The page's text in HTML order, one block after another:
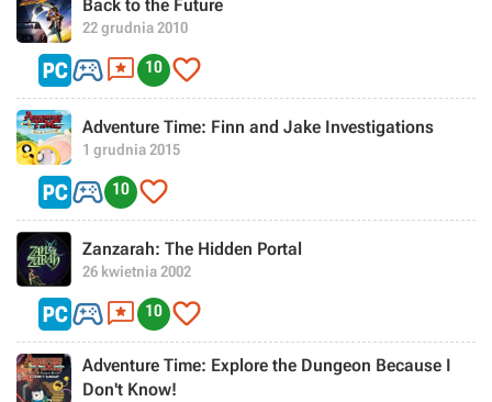
Back to the Future
22 grudnia 2010
 10 
Adventure Time: Finn and Jake Investigations
1 grudnia 2015
 10 
Zanzarah: The Hidden Portal
26 kwietnia 2002
 10 
Adventure Time: Explore the Dungeon Because I
Don't Know!